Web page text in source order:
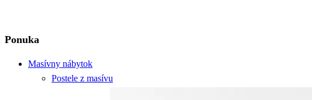
Ponuka
Masívny nábytok
Postele z masívu